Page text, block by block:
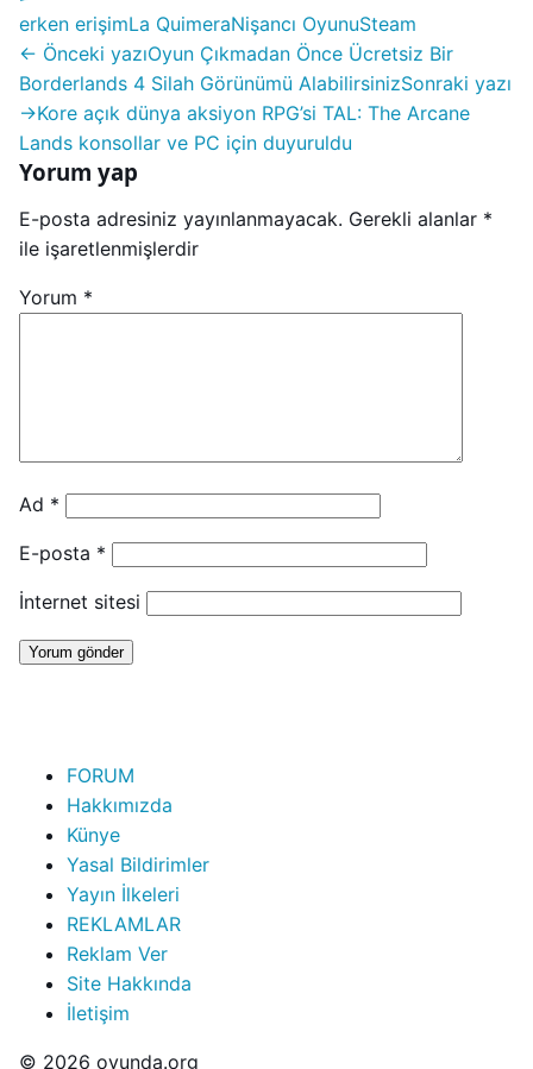
erken erişimLa QuimeraNişancı OyunuSteam
← Önceki yazıOyun Çıkmadan Önce Ücretsiz Bir
Borderlands 4 Silah Görünümü AlabilirsinizSonraki yazı
→Kore açık dünya aksiyon RPG’si TAL: The Arcane
Lands konsollar ve PC için duyuruldu
Yorum yap
E-posta adresiniz yayınlanmayacak. Gerekli alanlar *
ile işaretlenmişlerdir
Yorum *
Ad *
E-posta *
İnternet sitesi
FORUM
Hakkımızda
Künye
Yasal Bildirimler
Yayın İlkeleri
REKLAMLAR
Reklam Ver
Site Hakkında
İletişim
© 2026 oyunda.org